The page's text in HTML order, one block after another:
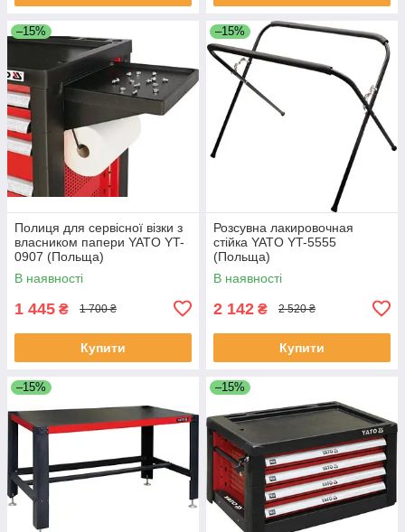
–15%
Полиця для сервісної візки з
власником папери YATO YT-
0907 (Польща)
В наявності
1 445 ₴ 1 700 ₴
Купити
–15%
Розсувна лакировочная
стійка YATO YT-5555
(Польща)
В наявності
2 142 ₴ 2 520 ₴
Купити
–15% –15%